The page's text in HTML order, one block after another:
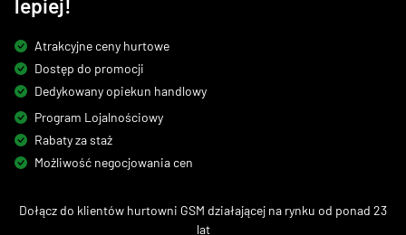
lepiej!
Atrakcyjne ceny hurtowe
Dostęp do promocji
Dedykowany opiekun handlowy
Program Lojalnościowy
Rabaty za staż
Możliwość negocjowania cen
Dołącz do klientów hurtowni GSM działającej na rynku od ponad 23
lat